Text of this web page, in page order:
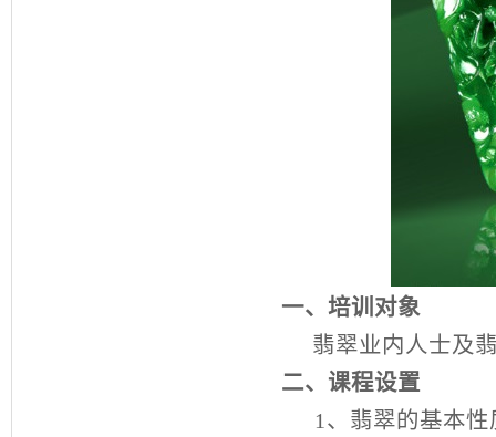
一、培训对象
翡翠业内人士及
二、课程设置
1 、翡翠的基本